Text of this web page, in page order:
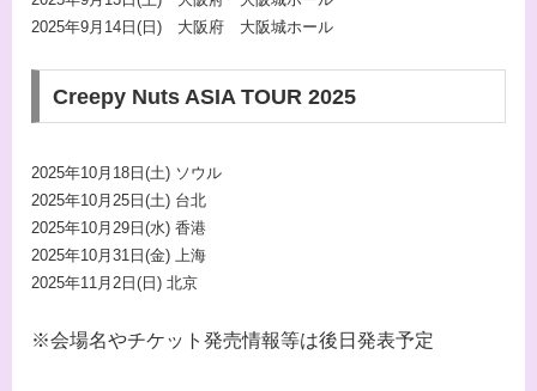
2025年9月14日(日) 大阪府 大阪城ホール
Creepy Nuts ASIA TOUR 2025
2025年10月18日(土) ソウル
2025年10月25日(土) 台北
2025年10月29日(水) 香港
2025年10月31日(金) 上海
2025年11月2日(日) 北京
※会場名やチケット発売情報等は後日発表予定